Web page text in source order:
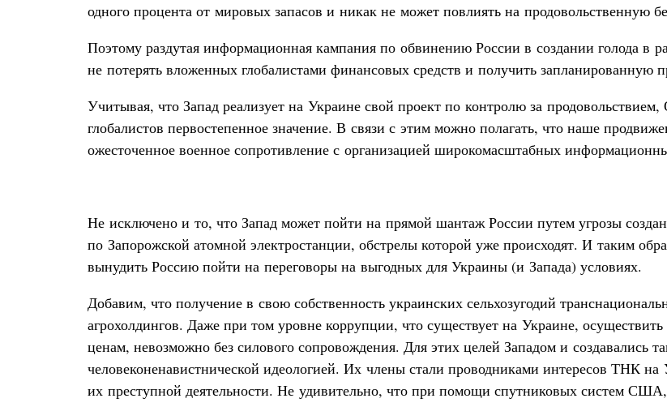
одного процента от мировых запасов и никак не может повлиять на продовольственную
Поэтому раздутая информационная кампания по обвинению России в создании голода в
не потерять вложенных глобалистами финансовых средств и получить запланированную
Учитывая, что Запад реализует на Украине свой проект по контролю за
глобалистов первостепенное значение. В связи с этим можно полагать, что наше
ожесточенное военное сопротивление с организацией широкомасштабных
Не исключено и то, что Запад может пойти на прямой шантаж России путем угрозы
по Запорожской атомной электростанции, обстрелы которой уже происходят. И таким
вынудить Россию пойти на переговоры на выгодных для Украины (и Запада) условиях.
Добавим, что получение в свою собственность украинских сельхозугодий
агрохолдингов. Даже при том уровне коррупции, что существует на Украине,
ценам, невозможно без силового сопровождения. Для этих целей Западом и создавались
человеконенавистнической идеологией. Их члены стали проводниками интересов ТНК
их преступной деятельности. Не удивительно, что при помощи спутниковых систем